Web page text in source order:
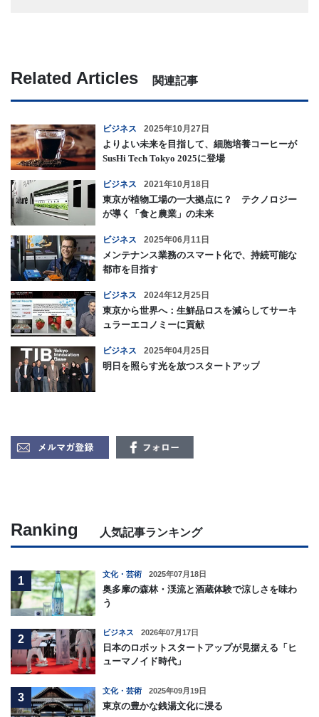
Related Articles 関連記事
ビジネス 2025年10月27日
よりよい未来を目指して、細胞培養コーヒーが
SusHi Tech Tokyo 2025に登場
ビジネス 2021年10月18日
東京が植物工場の一大拠点に？ テクノロジー
が導く「食と農業」の未来
ビジネス 2025年06月11日
メンテナンス業務のスマート化で、持続可能な
都市を目指す
ビジネス 2024年12月25日
東京から世界へ：生鮮品ロスを減らしてサーキ
ュラーエコノミーに貢献
ビジネス 2025年04月25日
明日を照らす光を放つスタートアップ
Ranking 人気記事ランキング
1
文化・芸術 2025年07月18日
奥多摩の森林・渓流と酒蔵体験で涼しさを味わ
う
2
ビジネス 2026年07月17日
日本のロボットスタートアップが見据える「ヒ
ューマノイド時代」
3
文化・芸術 2025年09月19日
東京の豊かな銭湯文化に浸る